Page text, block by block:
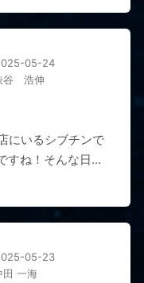
05-24
谷 浩伸
にいるシブチンで
すね！そんな日...
05-23
田 一海